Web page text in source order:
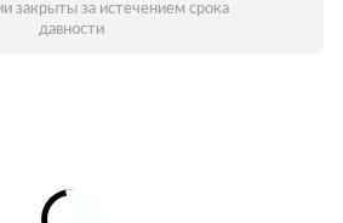
закрыты за истечением срока
давности